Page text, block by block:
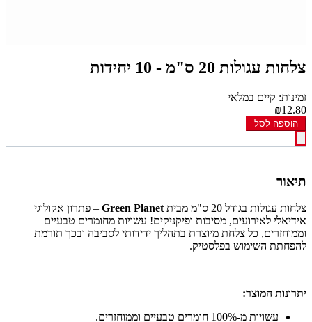
צלחות עגולות 20 ס"מ - 10 יחידות
זמינות: קיים במלאי
₪12.80
הוספה לסל
תיאור
צלחות עגולות בגודל 20 ס"מ מבית Green Planet – פתרון אקולוגי
אידיאלי לאירועים, מסיבות ופיקניקים! עשויות מחומרים טבעיים
וממוחזרים, כל צלחת מיוצרת בתהליך ידידותי לסביבה ובכך תורמת
להפחתת השימוש בפלסטיק.
יתרונות המוצר:
עשויות מ-100% חומרים טבעיים וממוחזרים.